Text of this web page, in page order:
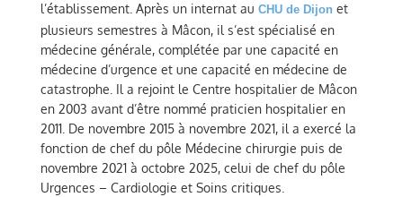
l’établissement. Après un internat au CHU de Dijon et
plusieurs semestres à Mâcon, il s’est spécialisé en
médecine générale, complétée par une capacité en
médecine d’urgence et une capacité en médecine de
catastrophe. Il a rejoint le Centre hospitalier de Mâcon
en 2003 avant d’être nommé praticien hospitalier en
2011. De novembre 2015 à novembre 2021, il a exercé la
fonction de chef du pôle Médecine chirurgie puis de
novembre 2021 à octobre 2025, celui de chef du pôle
Urgences – Cardiologie et Soins critiques.